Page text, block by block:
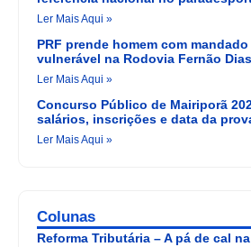
Ler Mais Aqui »
PRF prende homem com
vulnerável na Rodovia Fernão
Ler Mais Aqui »
Concurso Público de Mairiporã
salários, inscrições e data da
Ler Mais Aqui »
Colunas
Reforma Tributária – A pá de cal